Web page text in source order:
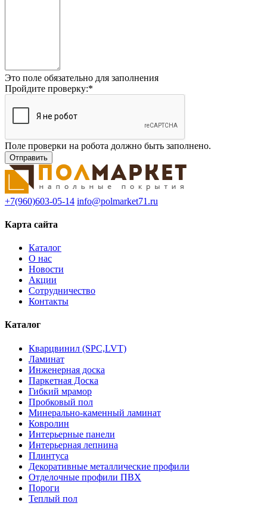
Это поле обязательно для заполнения
Пройдите проверку:*
Поле проверки на робота должно быть заполнено.
+7(960)603-05-14 info@polmarket71.ru
Карта сайта
Каталог
О нас
Новости
Акции
Сотрудничество
Контакты
Каталог
Кварцвинил (SPC,LVT)
Ламинат
Инженерная доска
Паркетная Доска
Гибкий мрамор
Пробковый пол
Минерально-каменный ламинат
Ковролин
Интерьерные панели
Интерьерная лепнина
Плинтуса
Декоративные металлические профили
Отделочные профили ПВХ
Пороги
Теплый пол